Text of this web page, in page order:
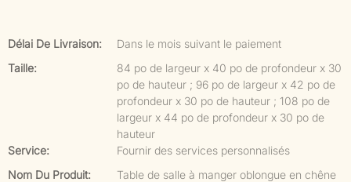
Délai De Livraison:
Dans le mois suivant le paiement
Taille:
84 po de largeur x 40 po de profondeur x 30
po de hauteur ; 96 po de largeur x 42 po de
profondeur x 30 po de hauteur ; 108 po de
largeur x 44 po de profondeur x 30 po de
hauteur
Service:
Fournir des services personnalisés
Nom Du Produit:
Table de salle à manger oblongue en chêne